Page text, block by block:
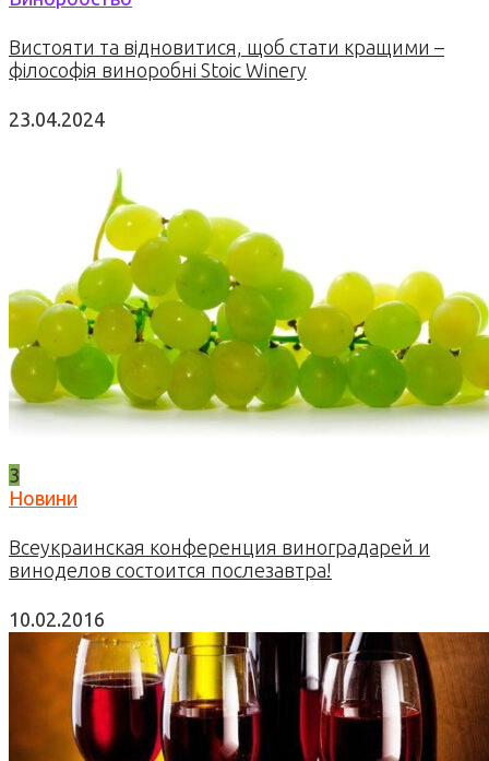
Вистояти та відновитися, щоб стати кращими –
філософія виноробні Stoic Winery
23.04.2024
3
Новини
Всеукраинская конференция виноградарей и
виноделов состоится послезавтра!
10.02.2016